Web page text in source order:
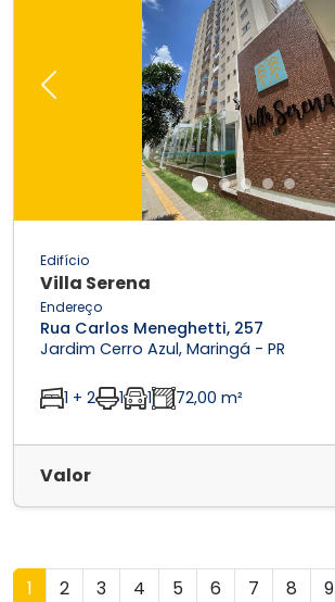
Previous
Edifício
Villa Serena
Endereço
Rua Carlos Meneghetti, 257
Jardim Cerro Azul, Maringá - PR
1 + 2 1 1 72,00 m²
Valor
1 2 3 4 5 6 7 8 9